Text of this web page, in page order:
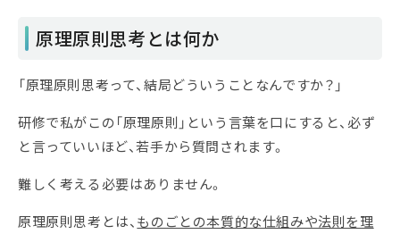
原理原則思考とは何か
「原理原則思考って、結局どういうことなんですか？」
研修で私がこの「原理原則」という言葉を口にすると、必ず
と言っていいほど、若手から質問されます。
難しく考える必要はありません。
原理原則思考とは、ものごとの本質的な仕組みや法則を理